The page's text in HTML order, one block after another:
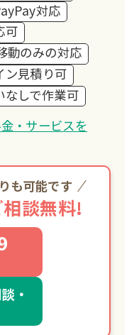
対応
可
動のみの対応
ン見積り可
なしで作業可
・サービスを
も可能です
談無料!
・